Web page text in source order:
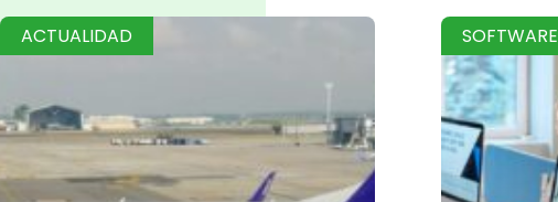
ACTUALIDAD SOFTWARE